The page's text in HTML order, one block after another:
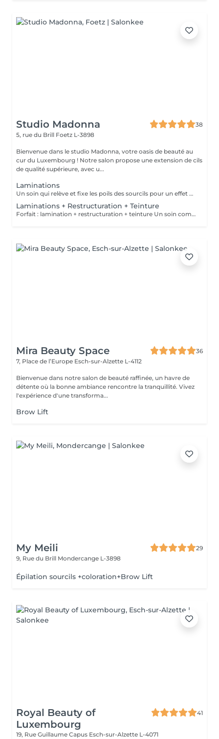
Studio Madonna
38
5, rue du Brill Foetz L-3898
Bienvenue dans le studio Madonna, votre oasis de beauté au
cur du Luxembourg ! Notre salon propose une extension de cils
de qualité supérieure, avec u...
Laminations
Un soin qui relève et fixe les poils des sourcils pour un effet naturel, soigné et plus fourni.
Laminations + Restructuration + Teinture
Forfait : lamination + restructuration + teinture Un soin complet pour des sourcils parfaitement définis, brillants et naturels.
Mira Beauty Space
36
7, Place de l’Europe Esch-sur-Alzette L-4112
Bienvenue dans notre salon de beauté raffinée, un havre de
détente où la bonne ambiance rencontre la tranquillité. Vivez
l'expérience d'une transforma...
Brow Lift
My Meili
29
9, Rue du Brill Mondercange L-3898
Épilation sourcils +coloration+Brow Lift
Royal Beauty of
Luxembourg
41
19, Rue Guillaume Capus Esch-sur-Alzette L-4071